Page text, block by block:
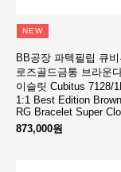
NEW
BB공장 파텍필립 큐
로즈골드금통 브라운
이슬릿 Cubitus 7128/
1:1 Best Edition
RG Bracelet Super
873,000원